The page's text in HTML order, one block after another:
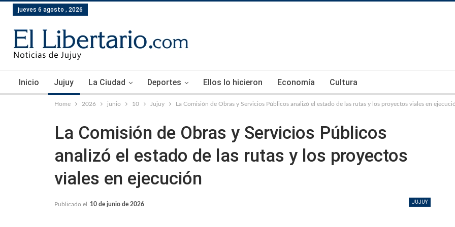
jueves 6 agosto , 2026
Inicio Jujuy La Ciudad Deportes Ellos lo hicieron Economía Cultura
Home 2026 junio 10 Jujuy La Comisión de Obras y Servicios Públicos analizó el estado de las rutas y los proyectos viales en
La Comisión de Obras y Servicios Públicos
analizó el estado de las rutas y los proyectos
viales en ejecución
JUJUY
Publicado el 10 de junio de 2026